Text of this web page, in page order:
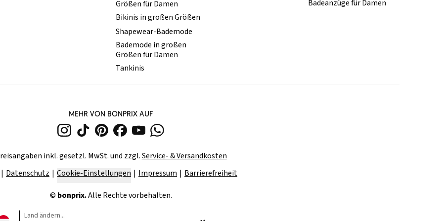
Größen für Damen
Badeanzüge für Damen
Bikinis in großen Größen
Shapewear-Bademode
Bademode in großen
Größen für Damen
Tankinis
MEHR VON BONPRIX AUF
inkl. gesetzl. MwSt. und zzgl.Service- & Versandkosten
Datenschutz Cookie-Einstellungen Impressum Barrierefreiheit
© bonprix.Alle Rechte vorbehalten.
Land ändern...